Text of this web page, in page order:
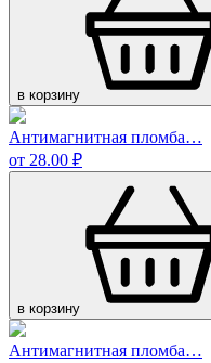
в корзину
Антимагнитная пломба…
от 28.00 ₽
в корзину
Антимагнитная пломба…